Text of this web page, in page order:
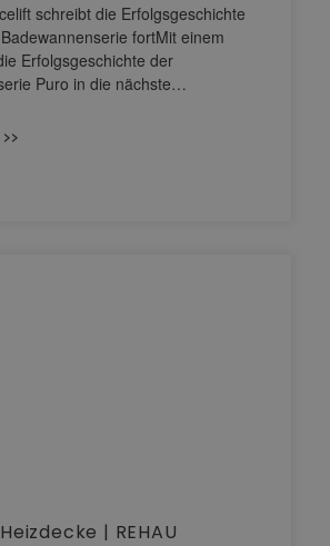
schreibt die Erfolgsgeschichte
fortMit einem
Erfolgsgeschichte der
Puro in die nächste…
| REHAU